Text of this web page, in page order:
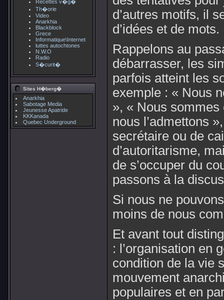
Recettes v�g�
Th�orie
Video
Anarkhia
Blackblock
Grece
Informatique\Internet
luttes autochtones
N.W.O
Radio
S�curit�
Sites H�berg�
Anarkhia
Sabotage Media
Jeunesse Apatride
KKKanada
Quebec Underground
d’autres motifs, il
d’idées et de mots.
Rappelons au
débarrasser, les
parfois atteint les
exemple : « Nous
», « Nous sommes
nous l’admettons
secrétaire ou de
d’autoritarisme,
de s’occuper du
passons à la
Si nous ne
moins de nous
Et avant tout
: l’organisation en
condition de la vie
mouvement
populaires et en